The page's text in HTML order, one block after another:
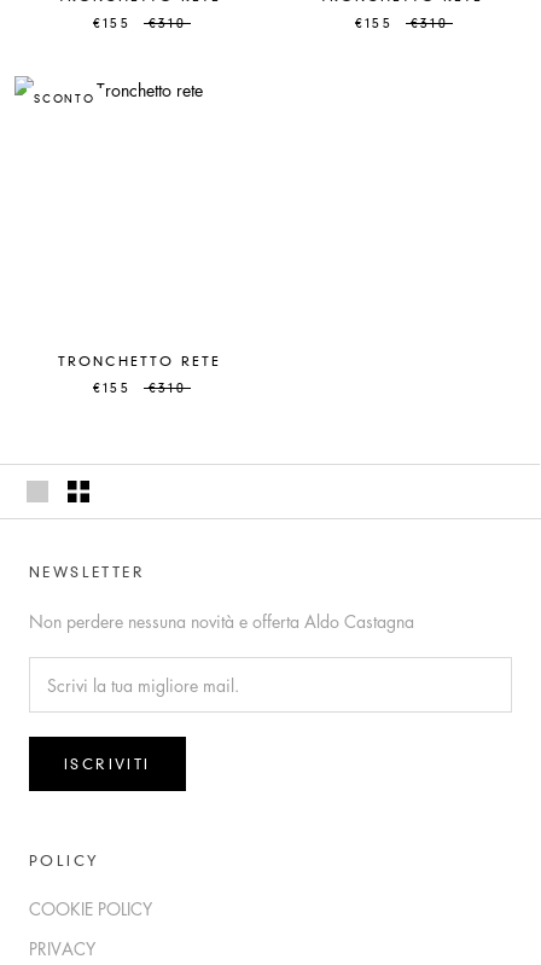
€155
€310
€155
€310
SCONTO
TRONCHETTO RETE
€155
€310
NEWSLETTER
Non perdere nessuna novità e offerta Aldo Castagna
ISCRIVITI
POLICY
COOKIE POLICY
PRIVACY